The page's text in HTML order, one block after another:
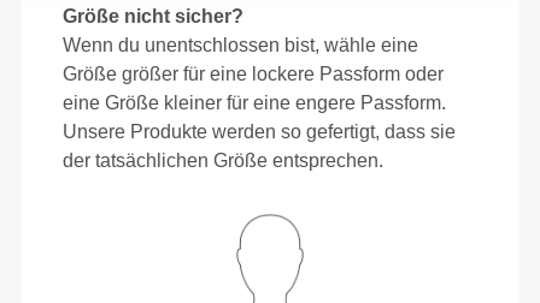
Größe nicht sicher?
Wenn du unentschlossen bist, wähle eine
Größe größer für eine lockere Passform oder
eine Größe kleiner für eine engere Passform.
Unsere Produkte werden so gefertigt, dass sie
der tatsächlichen Größe entsprechen.